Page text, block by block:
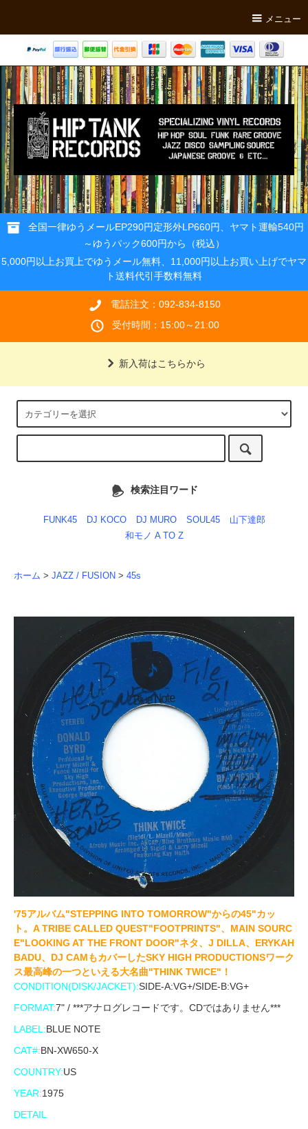
メニュー
全国一律ゆうメールEP290円定形外LP660円、ヤマト運輸540円
～ゆうパック600円から（税込）
5,000円以上お買上でゆうメール無料、11,000円以上お買い上げでヤマ
ト送料代引手数料無料
電話注文：092-834-8150
受付時間：15:00～21:00
新入荷はこちらから
検索注目ワード
FUNK45 DJ KOCO DJ MURO SOUL45
山下達郎
和モノ A TO Z
ホーム > JAZZ / FUSION > 45s
'75アルバム"STEPPING INTO TOMORROW"からの45"カッ
ト。A TRIBE CALLED QUEST"FOOTPRINTS"、MAIN SOURC
E"LOOKING AT THE FRONT DOOR"ネタ、J DILLA、ERYKAH
BADU、DJ CAMもカバーしたSKY HIGH PRODUCTIONSワーク
ス最高峰の一つといえる大名曲"THINK TWICE"！
CONDITION(DISK/JACKET):SIDE-A:VG+/SIDE-B:VG+
FORMAT:7" / ***アナログレコードです。CDではありません***
LABEL:BLUE NOTE
CAT#:BN-XW650-X
COUNTRY:US
YEAR:1975
DETAIL